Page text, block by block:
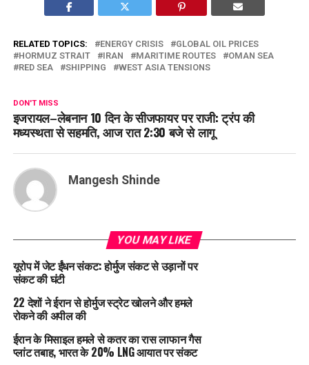
RELATED TOPICS: ENERGY CRISIS
GLOBAL OIL PRICES
HORMUZ STRAIT
IRAN MARITIME ROUTES
OMAN SEA
RED SEA
SHIPPING WEST ASIA TENSIONS
DON'T MISS
इजरायल–लेबनान 10 दिन के सीजफायर पर राजी: ट्रंप की
मध्यस्थता से सहमति, आज रात 2:30 बजे से लागू
Mangesh Shinde
YOU MAY LIKE
यूरोप में जेट ईंधन संकट: होर्मुज संकट से उड़ानों पर
संकट की घंटी
22 देशों ने ईरान से होर्मुज स्ट्रेट खोलने और हमले
रोकने की अपील की
ईरान के मिसाइल हमले से कतर का रास लाफान गैस
प्लांट तबाह, भारत के 20% LNG आयात पर संकट